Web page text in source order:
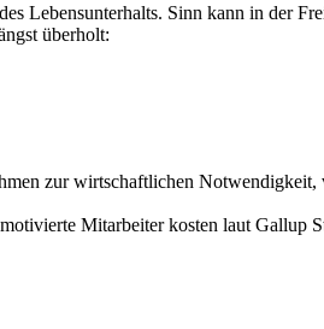
Lebensunterhalts. Sinn kann in der
überholt:
zur wirtschaftlichen Notwendigkeit,
Mitarbeiter kosten laut Gallup